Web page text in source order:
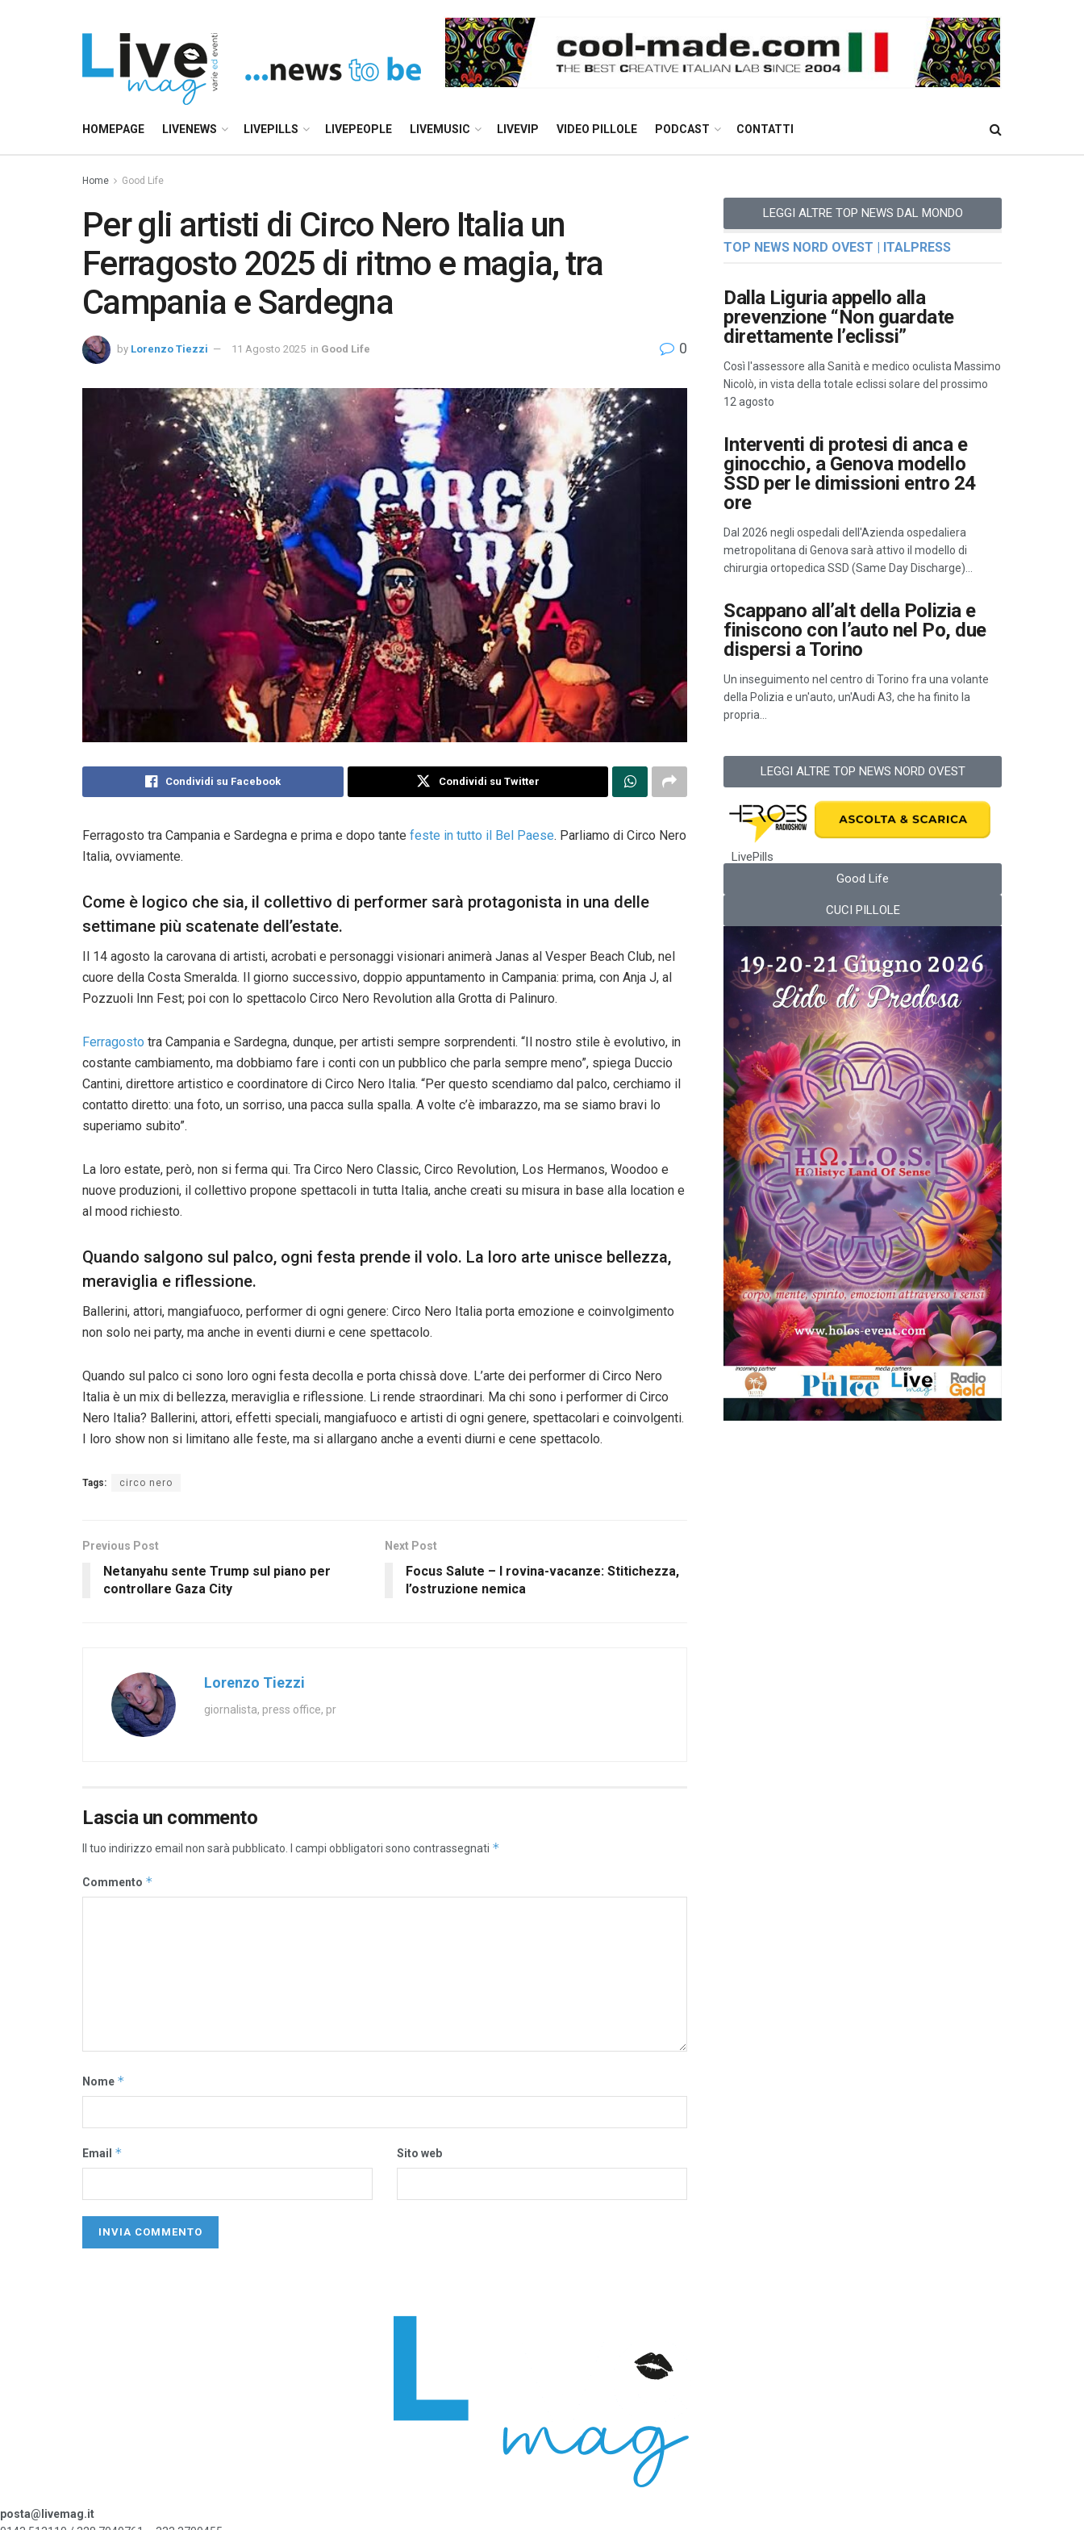
HOMEPAGE LIVENEWS LIVEPILLS LIVEPEOPLE LIVEMUSIC LIVEVIP VIDEO PILLOLE PODCAST CONTATTI
Home Good Life
Per gli artisti di Circo Nero Italia un
Ferragosto 2025 di ritmo e magia, tra
Campania e Sardegna
by Lorenzo Tiezzi 11 Agosto 2025 in Good Life 0
Condividi su Facebook Condividi su Twitter
Ferragosto tra Campania e Sardegna e prima e dopo tante feste in tutto il Bel Paese. Parliamo di Circo Nero
Italia, ovviamente.
Come è logico che sia, il collettivo di performer sarà protagonista in una delle
settimane più scatenate dell’estate.
Il 14 agosto la carovana di artisti, acrobati e personaggi visionari animerà Janas al Vesper Beach Club, nel
cuore della Costa Smeralda. Il giorno successivo, doppio appuntamento in Campania: prima, con Anja J, al
Pozzuoli Inn Fest; poi con lo spettacolo Circo Nero Revolution alla Grotta di Palinuro.
Ferragosto tra Campania e Sardegna, dunque, per artisti sempre sorprendenti. “Il nostro stile è evolutivo, in
costante cambiamento, ma dobbiamo fare i conti con un pubblico che parla sempre meno”, spiega Duccio
Cantini, direttore artistico e coordinatore di Circo Nero Italia. “Per questo scendiamo dal palco, cerchiamo il
contatto diretto: una foto, un sorriso, una pacca sulla spalla. A volte c’è imbarazzo, ma se siamo bravi lo
superiamo subito”.
La loro estate, però, non si ferma qui. Tra Circo Nero Classic, Circo Revolution, Los Hermanos, Woodoo e
nuove produzioni, il collettivo propone spettacoli in tutta Italia, anche creati su misura in base alla location e
al mood richiesto.
Quando salgono sul palco, ogni festa prende il volo. La loro arte unisce bellezza,
meraviglia e riflessione.
Ballerini, attori, mangiafuoco, performer di ogni genere: Circo Nero Italia porta emozione e coinvolgimento
non solo nei party, ma anche in eventi diurni e cene spettacolo.
Quando sul palco ci sono loro ogni festa decolla e porta chissà dove. L’arte dei performer di Circo Nero
Italia è un mix di bellezza, meraviglia e riflessione. Li rende straordinari. Ma chi sono i performer di Circo
Nero Italia? Ballerini, attori, effetti speciali, mangiafuoco e artisti di ogni genere, spettacolari e coinvolgenti.
I loro show non si limitano alle feste, ma si allargano anche a eventi diurni e cene spettacolo.
Tags: circo nero
Previous Post
Netanyahu sente Trump sul piano per
controllare Gaza City
Next Post
Focus Salute – I rovina-vacanze: Stitichezza,
l’ostruzione nemica
Lorenzo Tiezzi
giornalista, press office, pr
Lascia un commento
Il tuo indirizzo email non sarà pubblicato. I campi obbligatori sono contrassegnati *
Commento *
Nome *
Email * Sito web
LEGGI ALTRE TOP NEWS DAL MONDO
TOP NEWS NORD OVEST | ITALPRESS
Dalla Liguria appello alla
prevenzione “Non guardate
direttamente l’eclissi”
Così l'assessore alla Sanità e medico oculista Massimo
Nicolò, in vista della totale eclissi solare del prossimo
12 agosto
Interventi di protesi di anca e
ginocchio, a Genova modello
SSD per le dimissioni entro 24
ore
Dal 2026 negli ospedali dell'Azienda ospedaliera
metropolitana di Genova sarà attivo il modello di
chirurgia ortopedica SSD (Same Day Discharge)…
Scappano all’alt della Polizia e
finiscono con l’auto nel Po, due
dispersi a Torino
Un inseguimento nel centro di Torino fra una volante
della Polizia e un'auto, un'Audi A3, che ha finito la
propria…
LEGGI ALTRE TOP NEWS NORD OVEST
LivePills
Good Life
CUCI PILLOLE
posta@livemag.it